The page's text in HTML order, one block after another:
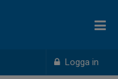
Logga in